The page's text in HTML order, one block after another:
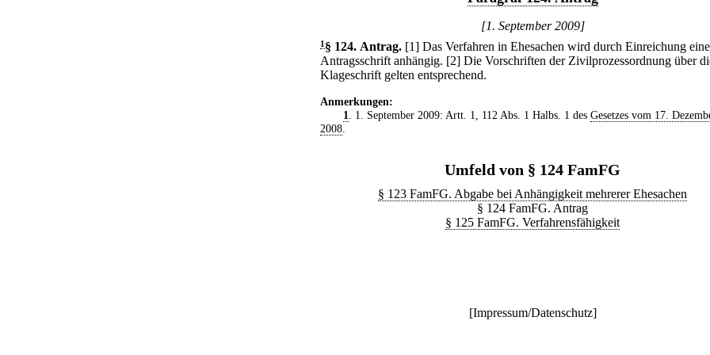
[1. September 2009]
1 § 124. Antrag. [1] Das Verfahren in Ehesachen wird durch Einreichung
Antragsschrift anhängig. [2] Die Vorschriften der Zivilprozessordnung über
Klageschrift gelten entsprechend.
Anmerkungen:
1
. 1. September 2009: Artt. 1, 112 Abs. 1 Halbs. 1 des Gesetzes vom 17.
2008
Umfeld von § 124 FamFG
§ 123 FamFG. Abgabe bei Anhängigkeit mehrerer Ehesachen
§ 124 FamFG. Antrag
§ 125 FamFG. Verfahrensfähigkeit
[Impressum/Datenschutz]